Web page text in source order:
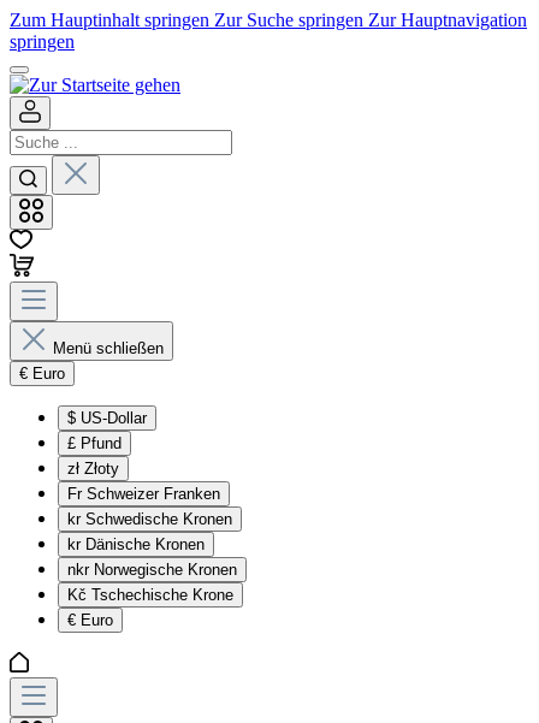
Zum Hauptinhalt springen Zur Suche springen Zur Hauptnavigation
springen
Menü schließen
€ Euro
$ US-Dollar
£ Pfund
zł Złoty
Fr Schweizer Franken
kr Schwedische Kronen
kr Dänische Kronen
nkr Norwegische Kronen
Kč Tschechische Krone
€ Euro